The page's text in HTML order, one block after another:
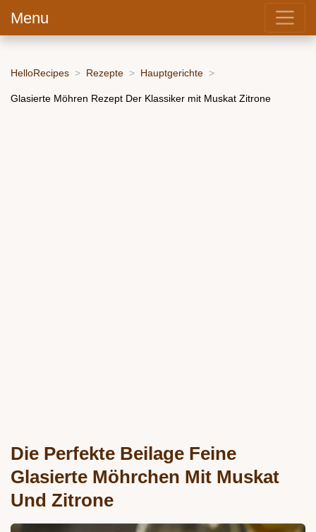
Menu
HelloRecipes Rezepte Hauptgerichte
Glasierte Möhren Rezept Der Klassiker mit Muskat Zitrone
Die Perfekte Beilage Feine
Glasierte Möhrchen Mit Muskat
Und Zitrone